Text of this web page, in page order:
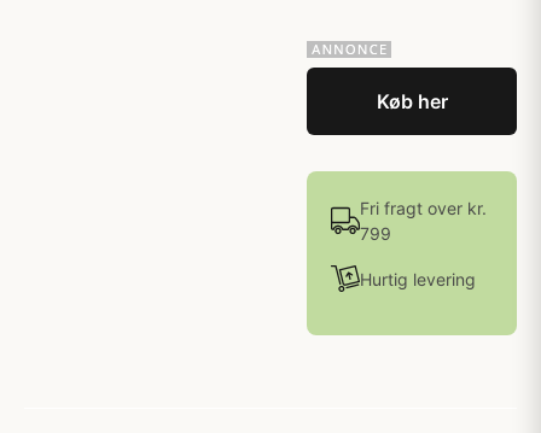
Køb her
Fri fragt over kr.
799
Hurtig levering